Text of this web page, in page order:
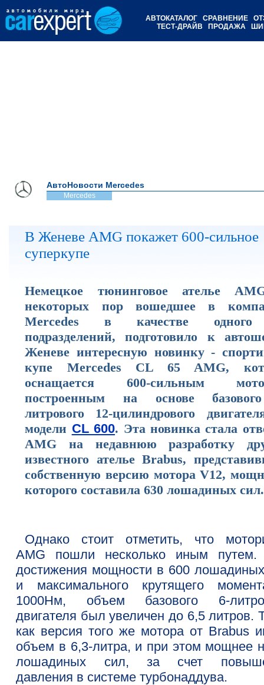
АВТОКАТАЛОГ СРАВНЕНИЕ
ТЕСТ-ДРАЙВ
ПРОДАЖА
АвтоНовости Mercedes
Mercedes
В Женеве AMG покажет 600-сильное
суперкупе
Немецкое тюнинговое ателье
некоторых пор вошедшее в
Mercedes в качестве
подразделений, подготовило к
Женеве интересную новинку -
купе Mercedes CL 65 AMG,
оснащается 600-сильным
построенным на основе
литрового 12-цилиндрового
модели CL 600. Эта новинка стала
AMG на недавнюю разработку
известного ателье Brabus,
собственную версию мотора V12,
которого составила 630 лошадиных сил.
Однако стоит отметить, что
AMG пошли несколько иным
достижения мощности в 600
и максимального крутящего
1000Нм, объем базового 6-
двигателя был увеличен до 6,5 литров.
как версия того же мотора от Brabus
объем в 6,3-литра, и при этом мощнее
лошадиных сил, за счет
давления в системе турбонаддува.